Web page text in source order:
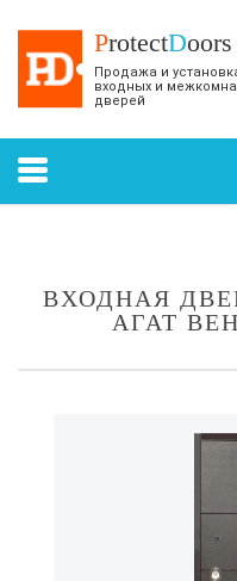
ProtectDoors
Продажа и
входных и
дверей
ВХОДНАЯ
АГАТ